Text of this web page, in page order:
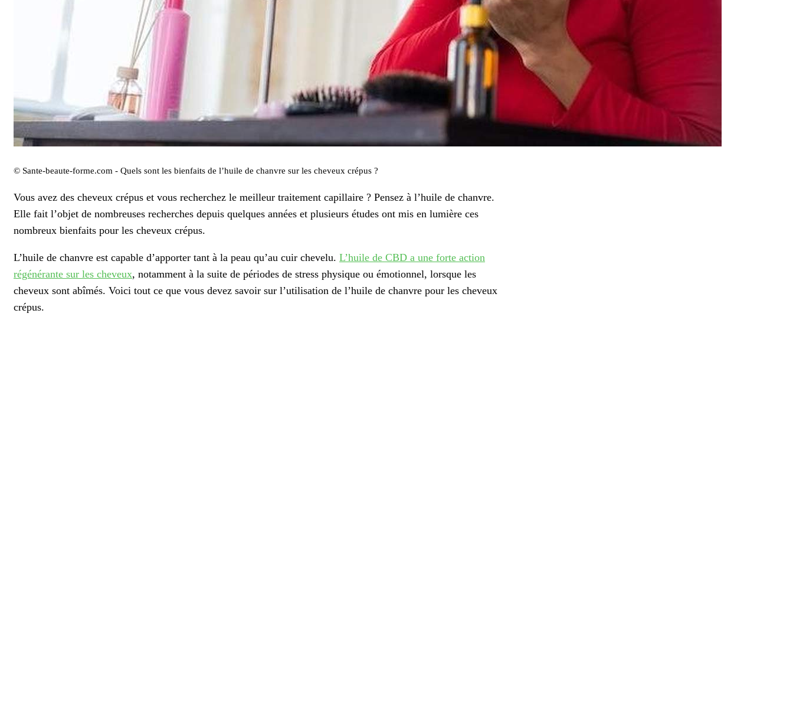
© Sante-beaute-forme.com - Quels sont les bienfaits de l’huile de chanvre sur les cheveux crépus ?
Vous avez des cheveux crépus et vous recherchez le meilleur traitement capillaire ? Pensez à l’huile de chanvre.
Elle fait l’objet de nombreuses recherches depuis quelques années et plusieurs études ont mis en lumière ces
nombreux bienfaits pour les cheveux crépus.
L’huile de chanvre est capable d’apporter tant à la peau qu’au cuir chevelu. L’huile de CBD a une forte action
régénérante sur les cheveux, notamment à la suite de périodes de stress physique ou émotionnel, lorsque les
cheveux sont abîmés. Voici tout ce que vous devez savoir sur l’utilisation de l’huile de chanvre pour les cheveux
crépus.